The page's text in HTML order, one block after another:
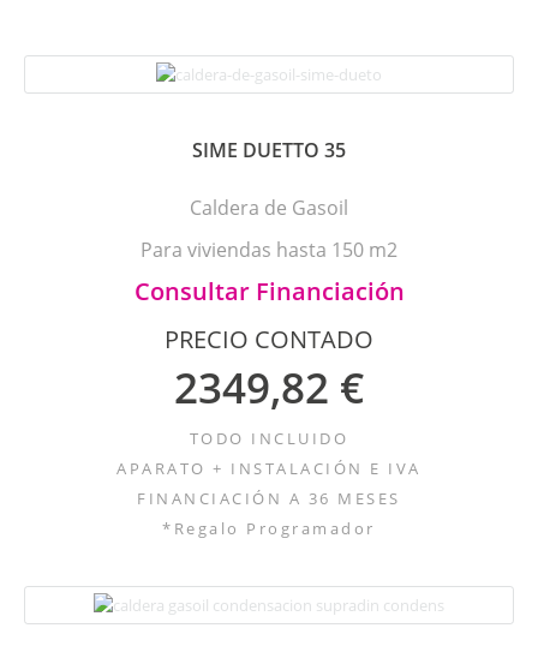
SIME DUETTO 35
Caldera de Gasoil
Para viviendas hasta 150 m2
Consultar Financiación
PRECIO CONTADO
2349,82 €
TODO INCLUIDO
APARATO + INSTALACIÓN E IVA
FINANCIACIÓN A 36 MESES
*Regalo Programador